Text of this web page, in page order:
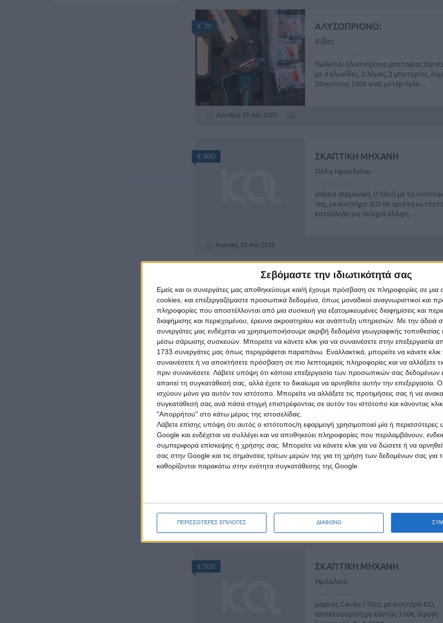
Σεβόμαστε την ιδιωτικότητά σας
Εμείς και οι συνεργάτες μας αποθηκεύουμε και/ή έχουμε πρόσβαση σε πληροφορίες σε
cookies, και επεξεργαζόμαστε προσωπικά δεδομένα, όπως μοναδικοί αναγνωριστικοί και
πληροφορίες που αποστέλλονται από μια συσκευή για εξατομικευμένες διαφημίσεις και
διαφήμισης και περιεχομένου, έρευνα ακροατηρίου και ανάπτυξη υπηρεσιών. Με την άδειά
συνεργάτες μας ενδέχεται να χρησιμοποιήσουμε ακριβή δεδομένα γεωγραφικής τοποθεσίας
μέσω σάρωσης συσκευών. Μπορείτε να κάνετε κλικ για να συναινέσετε στην επεξεργασία
1733 συνεργάτες μας όπως περιγράφεται παραπάνω. Εναλλακτικά, μπορείτε να κάνετε κλικ
συναινέσετε ή να αποκτήσετε πρόσβαση σε πιο λεπτομερείς πληροφορίες και να αλλάξετε
πριν συναινέσετε. Λάβετε υπόψη ότι κάποια επεξεργασία των προσωπικών σας δεδομένων
απαιτεί τη συγκατάθεσή σας, αλλά έχετε το δικαίωμα να αρνηθείτε αυτήν την επεξεργασία.
ισχύουν μόνο για αυτόν τον ιστότοπο. Μπορείτε να αλλάξετε τις προτιμήσεις σας ή να
συγκατάθεσή σας ανά πάσα στιγμή επιστρέφοντας σε αυτόν τον ιστότοπο και κάνοντας
"Απορρήτου" στο κάτω μέρος της ιστοσελίδας.
Λάβετε επίσης υπόψη ότι αυτός ο ιστότοπος/η εφαρμογή χρησιμοποιεί μία ή περισσότερες
Google και ενδέχεται να συλλέγει και να αποθηκεύει πληροφορίες που περιλαμβάνουν,
συμπεριφορά επίσκεψης ή χρήσης σας. Μπορείτε να κάνετε κλικ για να δώσετε ή να
σας στην Google και τις σημάνσεις τρίτων μερών της για τη χρήση των δεδομένων σας
καθορίζονται παρακάτω στην ενότητα συγκατάθεσης της Google.
ΠΕΡΙΣΣΟΤΕΡΕΣ ΕΠΙΛΟΓΕΣ ΔΙΑΦΩΝΩ
ΑΛΥΣΟΠΡΙΟΝΟ:
Σίβας
Πωλείται αλυσοπρίονο μπαταρίας
με 4 αλυσίδες, 2 λάμες, 2 μπαταρίες,
20ποντους 1000 watt μοτέρ πολύ ...
€ 70
Δευτέρα, 03 Αύγ 2026
ΣΚΑΠΤΙΚΗ ΜΗΧΑΝΗ
Πόλη Ηρακλείου
γνήσια γερμανική, (150cc) με τα
της, με κινητήρα JLO σε άριστη
κατάλληλη για σκληρά εδάφη. ...
€ 800
Κυριακή, 02 Αύγ 2026
ΑΛΥΣΟΠΡΙΟΝΑ:
Πόλη Ηρακλείου
Πωλούνται 2 όμοια αλυσοπρίονα KRAF
AAGEN με λάμα κοπής 45cm, KW 6500
GERMANY, άριστης κατάστασης χωρίς
προβλήματα. Είναι ...
Κυριακή, 02 Αύγ 2026
ΒΥΤΙΟ
€ 1.000
Σάββατο, 01 Αύγ 2026
ΣΚΑΠΤΙΚΗ ΜΗΧΑΝΗ
Ηράκλειο
μάρκας Candia 150cc, με κινητήρα ILO,
επισκευασμένη με κόστος 350€, άψογη
€ 500